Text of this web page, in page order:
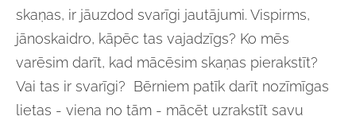
skaņas, ir jāuzdod svarīgi jautājumi. Vispirms,
jānoskaidro, kāpēc tas vajadzīgs? Ko mēs
varēsim darīt, kad mācēsim skaņas pierakstīt?
Vai tas ir svarīgi? Bērniem patīk darīt nozīmīgas
lietas - viena no tām - mācēt uzrakstīt savu